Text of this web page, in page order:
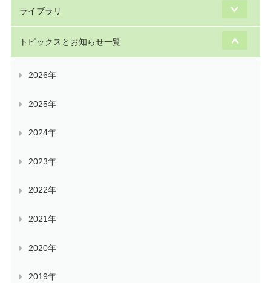
ライブラリ
トピックスとお知らせ一覧
2026年
2025年
2024年
2023年
2022年
2021年
2020年
2019年